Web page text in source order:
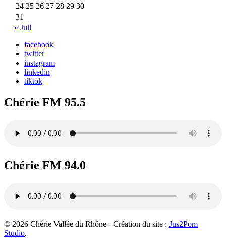
24 25 26 27 28 29 30
31
« Juil
facebook
twitter
instagram
linkedin
tiktok
Chérie FM 95.5
Chérie FM 94.0
© 2026 Chérie Vallée du Rhône - Création du site : Jus2Pom
Studio.